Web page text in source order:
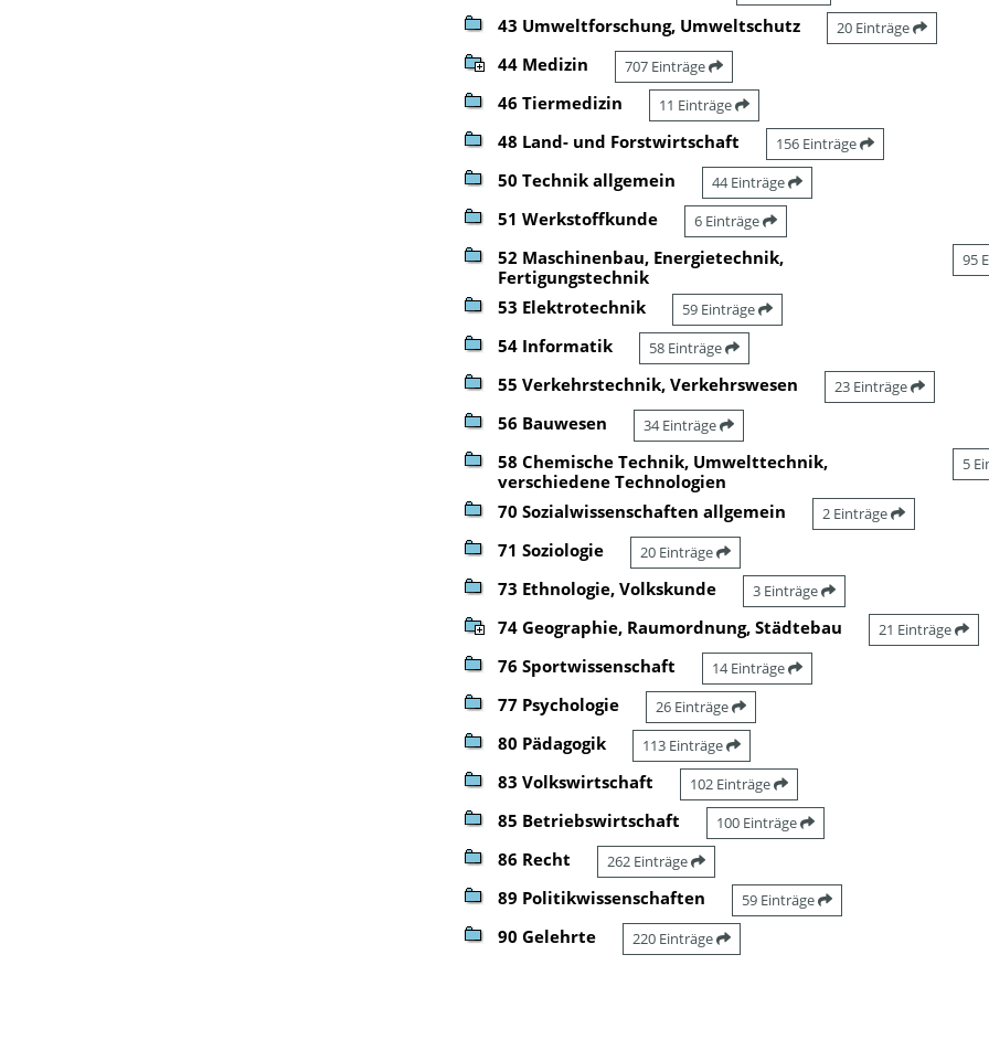
43 Umweltforschung, Umweltschutz 20 Einträge
44 Medizin 707 Einträge
46 Tiermedizin 11 Einträge
48 Land- und Forstwirtschaft 156 Einträge
50 Technik allgemein 44 Einträge
51 Werkstoffkunde 6 Einträge
52 Maschinenbau, Energietechnik,
Fertigungstechnik
95
53 Elektrotechnik 59 Einträge
54 Informatik 58 Einträge
55 Verkehrstechnik, Verkehrswesen 23 Einträge
56 Bauwesen 34 Einträge
58 Chemische Technik, Umwelttechnik,
verschiedene Technologien
5
70 Sozialwissenschaften allgemein 2 Einträge
71 Soziologie 20 Einträge
73 Ethnologie, Volkskunde 3 Einträge
74 Geographie, Raumordnung, Städtebau 21 Einträge
76 Sportwissenschaft 14 Einträge
77 Psychologie 26 Einträge
80 Pädagogik 113 Einträge
83 Volkswirtschaft 102 Einträge
85 Betriebswirtschaft 100 Einträge
86 Recht 262 Einträge
89 Politikwissenschaften 59 Einträge
90 Gelehrte 220 Einträge